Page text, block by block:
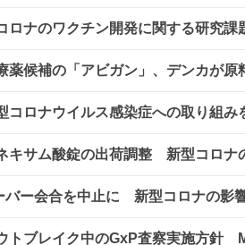
ロナのワクチン開発に関する研究課
薬候補の「アビガン」、デンカが
コロナウイルス感染症への取り組
キサム酸錠の出荷調整 新型コロナ
バー会合を中止に 新型コロナの影
トブレイク中のGxP査察実施方針